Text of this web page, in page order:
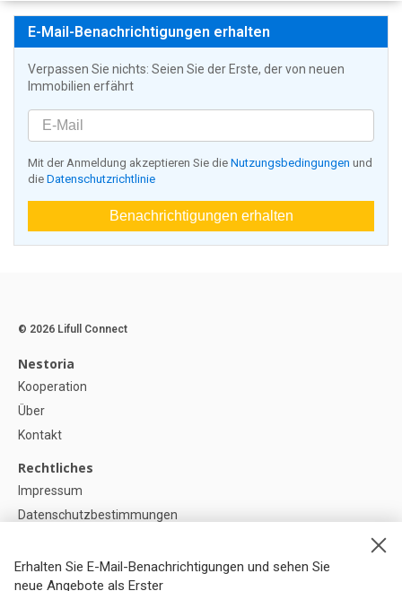
E-Mail-Benachrichtigungen erhalten
Verpassen Sie nichts: Seien Sie der Erste, der von neuen
Immobilien erfährt
Mit der Anmeldung akzeptieren Sie die Nutzungsbedingungen und
die Datenschutzrichtlinie
Benachrichtigungen erhalten
Erhalten Sie E-Mail-Benachrichtigungen und sehen Sie
neue Angebote als Erster
© 2026 Lifull Connect
Nestoria
Kooperation
Über
Kontakt
Rechtliches
Impressum
Datenschutzbestimmungen
Cookie-Einstellunge